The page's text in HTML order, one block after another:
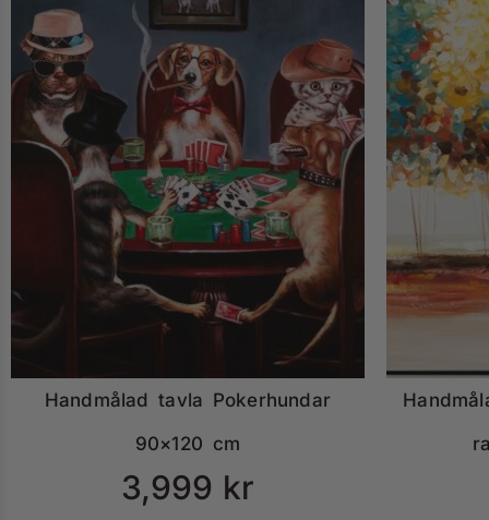
Handmålad tavla Pokerhundar
90×120 cm
3,999 kr